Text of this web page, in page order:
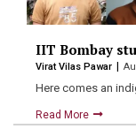
IIT Bombay
Virat Vilas Pawar
Here comes an
Read More